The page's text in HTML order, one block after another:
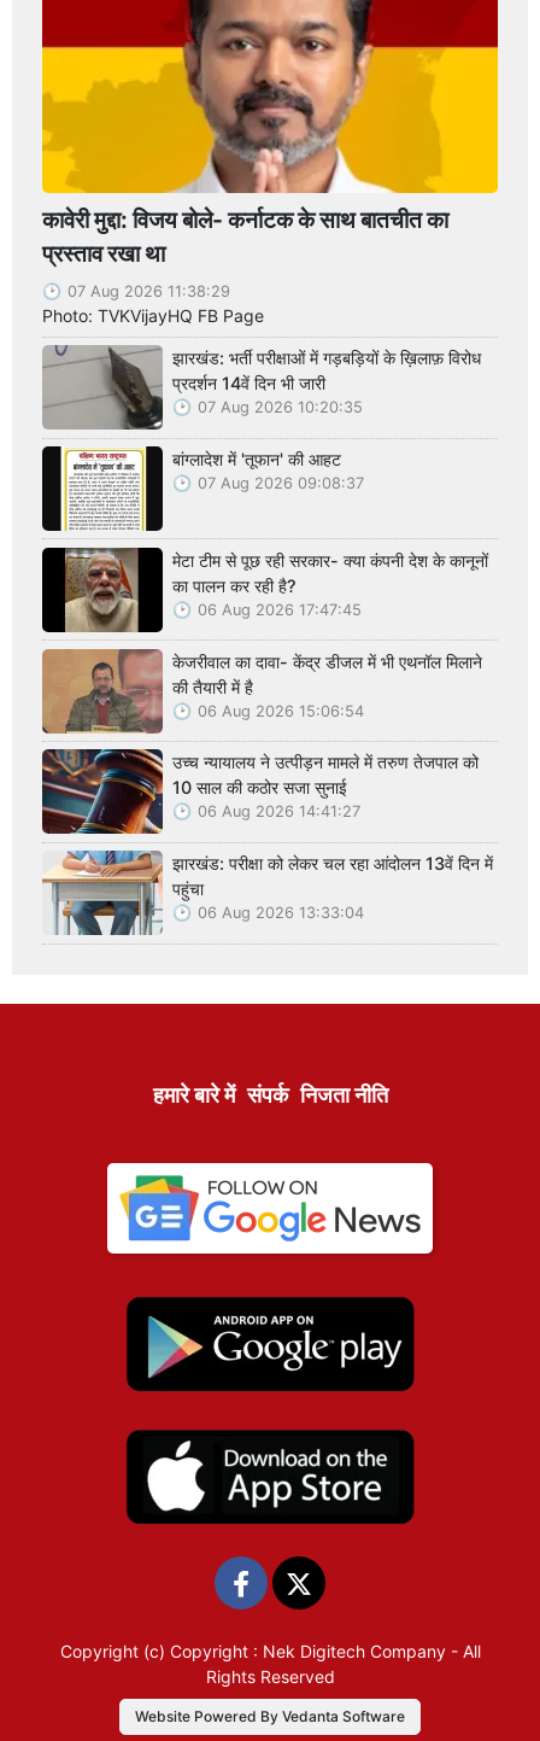
कावेरी मुद्दा: विजय बोले- कर्नाटक के साथ बातचीत का
प्रस्ताव रखा था
07 Aug 2026 11:38:29
Photo: TVKVijayHQ FB Page
झारखंड: भर्ती परीक्षाओं में गड़बड़ियों के ख़िलाफ़ विरोध
प्रदर्शन 14वें दिन भी जारी
07 Aug 2026 10:20:35
बांग्लादेश में 'तूफान' की आहट
07 Aug 2026 09:08:37
मेटा टीम से पूछ रही सरकार- क्या कंपनी देश के कानूनों
का पालन कर रही है?
06 Aug 2026 17:47:45
केजरीवाल का दावा- केंद्र डीजल में भी एथनॉल मिलाने
की तैयारी में है
06 Aug 2026 15:06:54
उच्च न्यायालय ने उत्पीड़न मामले में तरुण तेजपाल को
10 साल की कठोर सजा सुनाई
06 Aug 2026 14:41:27
झारखंड: परीक्षा को लेकर चल रहा आंदोलन 13वें दिन में
पहुंचा
06 Aug 2026 13:33:04
हमारे बारे में संपर्क निजता नीति
Copyright (c) Copyright : Nek Digitech Company- All
Rights Reserved
Website Powered By Vedanta Software